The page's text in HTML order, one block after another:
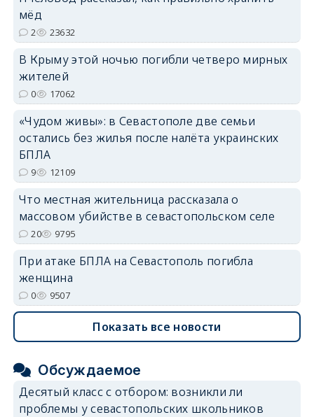
мёд
2 23632
В Крыму этой ночью погибли четверо мирных
жителей
0 17062
«Чудом живы»: в Севастополе две семьи
остались без жилья после налёта украинских
БПЛА
9 12109
Что местная жительница рассказала о
массовом убийстве в севастопольском селе
20 9795
При атаке БПЛА на Севастополь погибла
женщина
0 9507
Показать все новости
Обсуждаемое
Десятый класс с отбором: возникли ли
проблемы у севастопольских школьников